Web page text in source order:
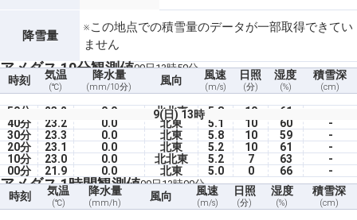
降雪量
※この地点での積雪量のデータが一部取得できてい
ません
アメダス 10分観測値09日13時50分
時刻 気温
(℃)
降水量
(mm/10分)
風向 風速
(m/s)
日照
(分)
湿度
(%)
積雪深
(cm)
9(日) 13時
50分 23.2 0.0 北北東 5.8 10 61
40分
23.2 0.0 北東 5.1 10 60
-
30分
23.3 0.0 北東 5.8 10 59
-
20分
23.1 0.0 北東 5.2 10 61
-
10分
23.0 0.0 北北東 5.2 7 63
-
00分
21.9 0.0 北東 5.0 0 66 -
アメダス 1時間観測値09日13時00分
時刻 気温
(℃)
降水量
(mm/h)
風向 風速
(m/s)
日照
(分)
湿度
(%)
積雪深
(cm)